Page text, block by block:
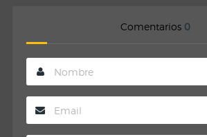
Comentarios 0